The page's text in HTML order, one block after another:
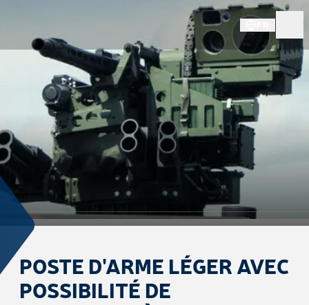
POSTE D'ARME LÉGER AVEC
POSSIBILITÉ DE